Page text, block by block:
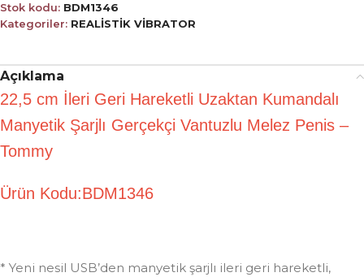
Stok kodu: BDM1346
Kategoriler: REALİSTİK VİBRATOR
Açıklama
22,5 cm İleri Geri Hareketli Uzaktan Kumandalı
Manyetik Şarjlı Gerçekçi Vantuzlu Melez Penis –
Tommy
Ürün Kodu:BDM1346
* Yeni nesil USB’den manyetik şarjlı ileri geri hareketli,